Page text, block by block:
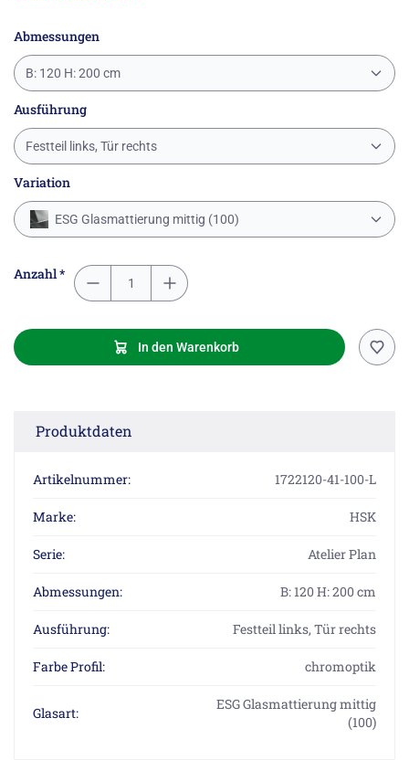
Abmessungen
B: 120 H: 200 cm
Ausführung
Festteil links, Tür rechts
Variation
ESG Glasmattierung mittig (100)
Anzahl *
In den Warenkorb
Produktdaten
Artikelnummer: 1722120-41-100-L
Marke: HSK
Serie: Atelier Plan
Abmessungen: B: 120 H: 200 cm
Ausführung: Festteil links, Tür rechts
Farbe Profil: chromoptik
Glasart:
ESG Glasmattierung mittig
(100)